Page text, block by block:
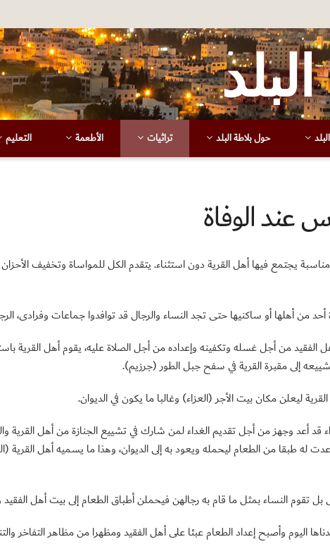
حول بلاطة البلد تراثيات الأطعمة التعليم
عند الوفاة
يجتمع فيها أهل القرية دون استثناء. يتقدم الكل للمواساة وتخفيف
من أهلها أو ساكنيها حتى تجد النساء والرجال قد توافدوا جماعات وفرادى،
من أجل غسله وتكفينه وإعداده من أجل الصلاة عليه، يقوم أهل القرية
إلى مقبرة القرية في سفح جبل الطور (جرزيم).
ليعلن مكان بيت الأجر (العزاء) وغالبا ما يكون في الديوان.
قد أعد وجهز من أجل تقديم الغداء لمن شارك في تشييع الجنازة من أهل القرية
له طبقا من الطعام ليحمله ويعود به إلى الديوان، وهذا ما يسميه أهل
بل تقوم النساء بمثل ما قام به رجالهن فيحملن أطباق الطعام إلى بيت أهل
اليوم وأصبح إعداد الطعام عبئا على أهل الفقيد ومظهرا من مظاهر التفاخر